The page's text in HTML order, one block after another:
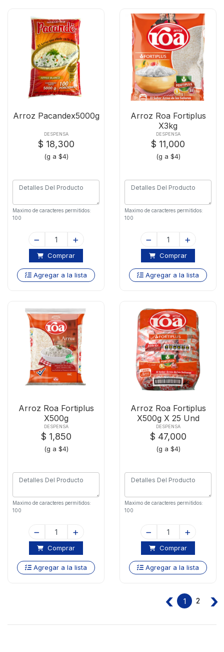
Arroz Pacandex5000g
DESPENSA
$ 18,300
(g a $4)
Maximo de caracteres permitidos:
100
Comprar
Agregar a la lista
Arroz Roa Fortiplus
X3kg
DESPENSA
$ 11,000
(g a $4)
Maximo de caracteres permitidos:
100
Comprar
Agregar a la lista
Arroz Roa Fortiplus
X500g
DESPENSA
$ 1,850
(g a $4)
Maximo de caracteres permitidos:
100
Comprar
Agregar a la lista
Arroz Roa Fortiplus
X500g X 25 Und
DESPENSA
$ 47,000
(g a $4)
Maximo de caracteres permitidos:
100
Comprar
Agregar a la lista
‹ 1 2 ›